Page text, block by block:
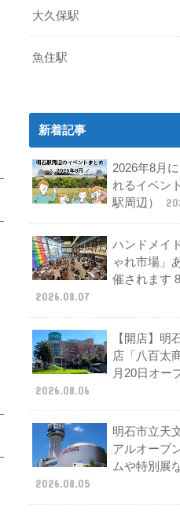
大久保駅
魚住駅
新着記事
2026年8月
れるイベン
駅周辺）
ハンドメイ
ゃれ市場」
催されます
2026.08.07
【開店】明
店「八百太
月20日オー
2026.08.06
明石市立天
アルオープ
ムや特別展
2026.08.05